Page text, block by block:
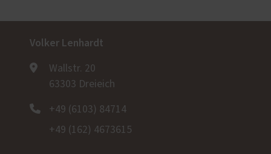
Volker Lenhardt
Wallstr. 20
63303 Dreieich
+49 (6103) 84714
+49 (162) 4673615